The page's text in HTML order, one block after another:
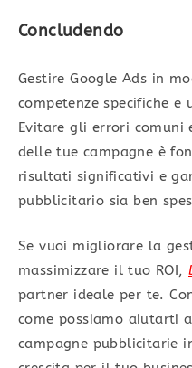
Concludendo
Gestire Google Ads in
competenze specifiche e
Evitare gli errori comuni
delle tue campagne è
risultati significativi e
pubblicitario sia ben
Se vuoi migliorare la
massimizzare il tuo ROI,
partner ideale per te.
come possiamo aiutarti
campagne pubblicitarie